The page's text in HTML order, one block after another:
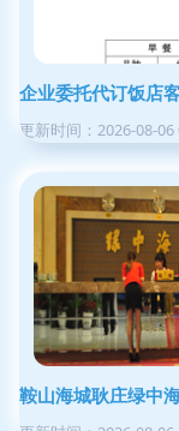
企业委托代订饭店
更新时间：2026-08-06
鞍山海城耿庄绿中